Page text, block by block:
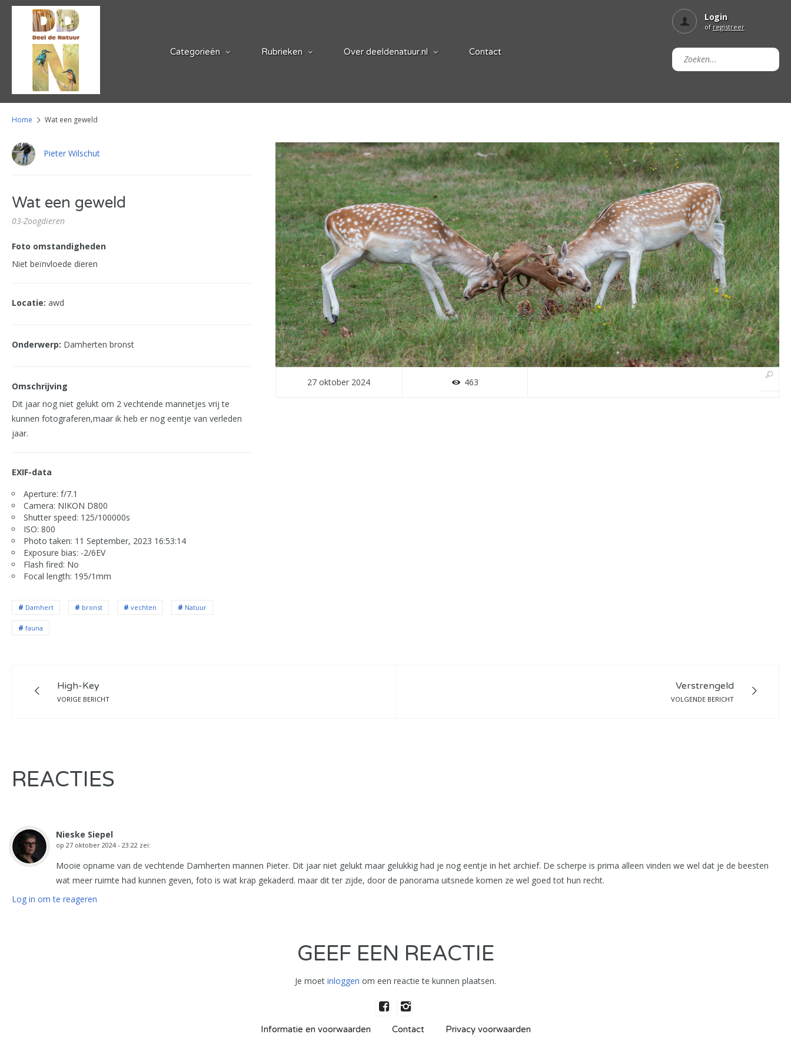
Categorieën Rubrieken Over deeldenatuur.nl Contact
Login
of registreer
Home Wat een geweld
Pieter Wilschut
Wat een geweld
03-Zoogdieren
Foto omstandigheden
Niet beïnvloede dieren
Locatie: awd
Onderwerp: Damherten bronst
Omschrijving
Dit jaar nog niet gelukt om 2 vechtende mannetjes vrij te
kunnen fotograferen,maar ik heb er nog eentje van verleden
jaar.
EXIF-data
Aperture: f/7.1
Camera: NIKON D800
Shutter speed: 125/100000s
ISO: 800
Photo taken: 11 September, 2023 16:53:14
Exposure bias: -2/6EV
Flash fired: No
Focal length: 195/1mm
Damhert bronst vechten Natuur
fauna
27 oktober 2024 463
High-Key
VORIGE BERICHT
Verstrengeld
VOLGENDE BERICHT
REACTIES
Nieske Siepel
op 27 oktober 2024 - 23:22 zei:
Mooie opname van de vechtende Damherten mannen Pieter. Dit jaar niet gelukt maar gelukkig had je nog eentje in het archief. De scherpe is prima alleen vinden we wel dat je de beesten
wat meer ruimte had kunnen geven, foto is wat krap gekaderd. maar dit ter zijde, door de panorama uitsnede komen ze wel goed tot hun recht.
Log in om te reageren
GEEF EEN REACTIE
Je moet inloggen om een reactie te kunnen plaatsen.
Informatie en voorwaarden Contact Privacy voorwaarden